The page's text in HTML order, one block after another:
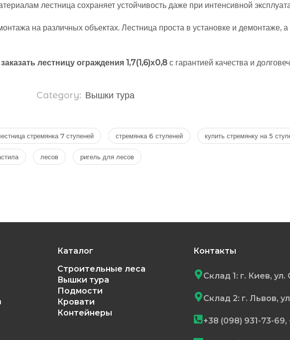
лестница сохраняет устойчивость даже при интенсивной
на различных объектах. Лестница проста в установке и демонтаже, а
лестницу ограждения 1,7(1,6)х0,8 с гарантией качества и
Category: Вышки тура
стремянка 7 ступеней стремянка 6 ступеней купить стремянку на 5
лесов ригель для лесов
Каталог
Строительные леса
Вышки тура
Подмости
Кровати
Контейнеры
Контакты
Склад 1: г. Киев,
Склад 2: г. Львов,
+38 (098) 931-73-69,